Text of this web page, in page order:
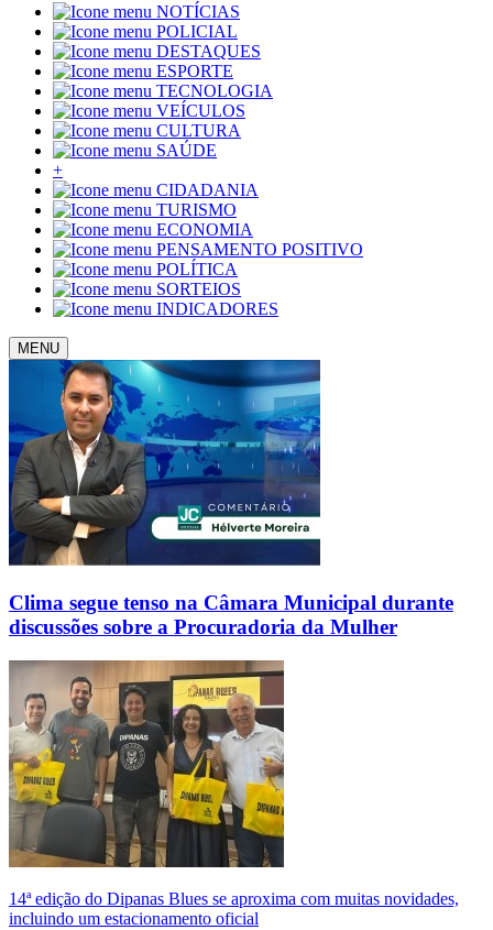
NOTÍCIAS
POLICIAL
DESTAQUES
ESPORTE
TECNOLOGIA
VEÍCULOS
CULTURA
SAÚDE
+
CIDADANIA
TURISMO
ECONOMIA
PENSAMENTO POSITIVO
POLÍTICA
SORTEIOS
INDICADORES
MENU
Clima segue tenso na Câmara Municipal durante
discussões sobre a Procuradoria da Mulher
14ª edição do Dipanas Blues se aproxima com muitas novidades,
incluindo um estacionamento oficial